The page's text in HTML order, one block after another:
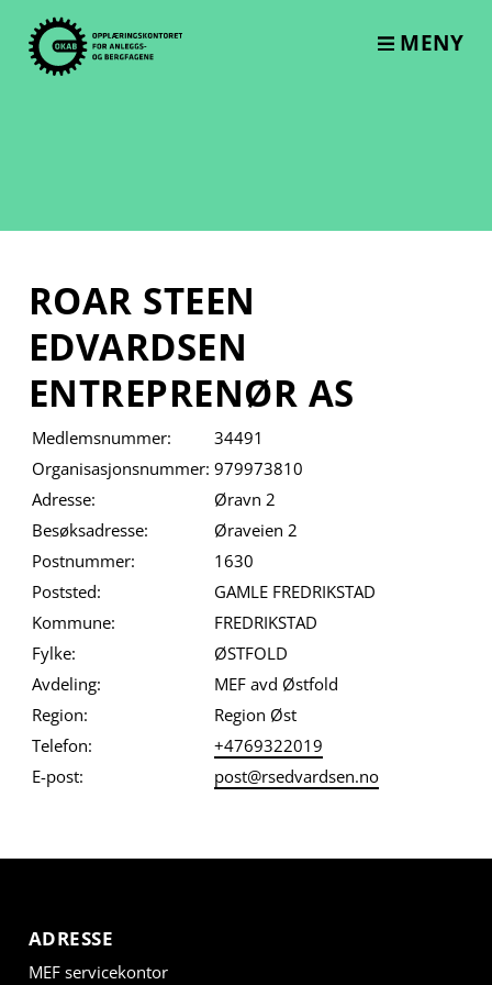
content
MENY
ROAR STEEN
EDVARDSEN
ENTREPRENØR AS
Medlemsnummer:
34491
Organisasjonsnummer: 979973810
Adresse:
Øravn 2
Besøksadresse:
Øraveien 2
Postnummer:
1630
Poststed:
GAMLE FREDRIKSTAD
Kommune:
FREDRIKSTAD
Fylke:
ØSTFOLD
Avdeling:
MEF avd Østfold
Region:
Region Øst
Telefon:
+4769322019
E-post:
post@rsedvardsen.no
ADRESSE
MEF servicekontor